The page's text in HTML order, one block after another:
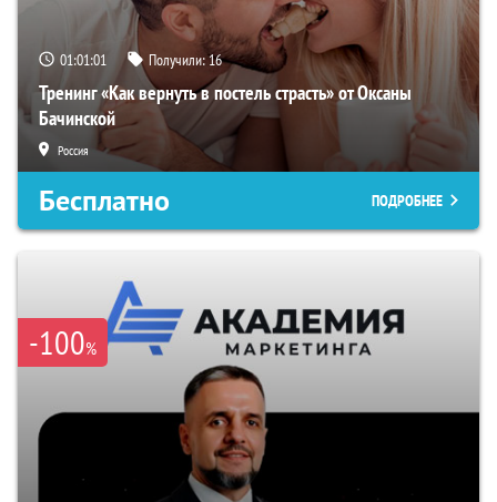
01:01:00 Получили:16
Тренинг «Как вернуть в постель страсть» от Оксаны
Бачинской
Россия
Бесплатно ПОДРОБНЕЕ
-100%